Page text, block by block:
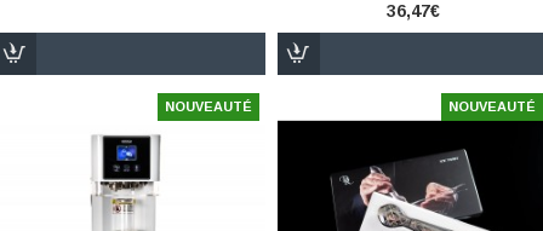
36,47€
NOUVEAUTÉ NOUVEAUTÉ